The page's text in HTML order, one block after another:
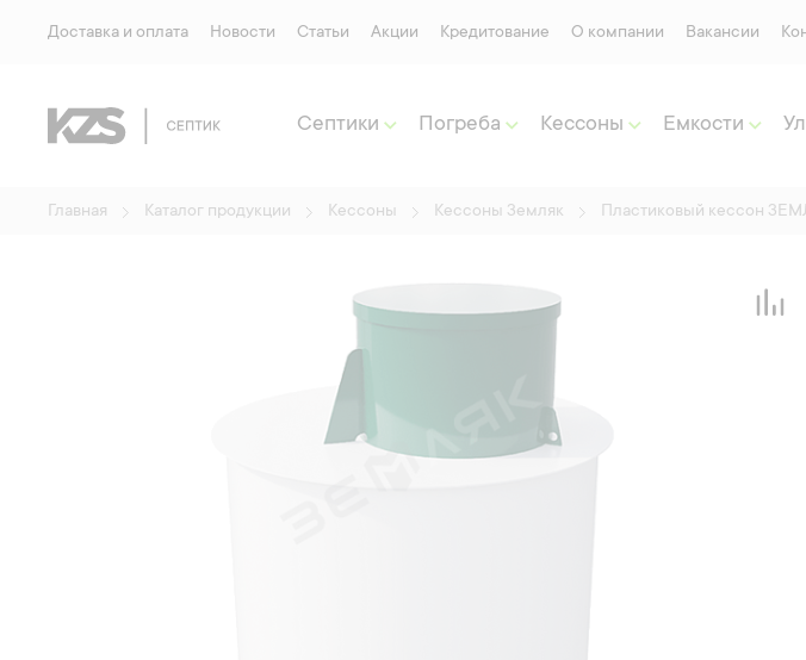
Доставка и оплата Новости Статьи Акции Кредитование О компании Вакансии
Септики Погреба Кессоны Емкости
Главная Каталог продукции Кессоны Кессоны Земляк Пластиковый кессон